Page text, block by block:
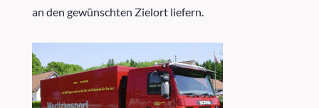
an den gewünschten Zielort liefern.